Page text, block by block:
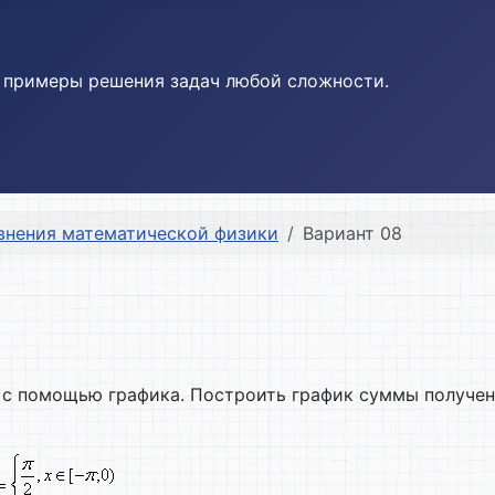
решения задач любой сложности.
математической физики Вариант 08
помощью графика. Построить график суммы